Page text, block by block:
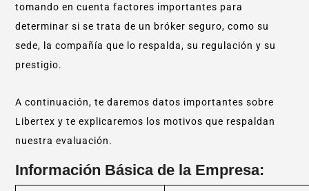
tomando en cuenta factores importantes para
determinar si se trata de un bróker seguro, como su
sede, la compañía que lo respalda, su regulación y su
prestigio.
A continuación, te daremos datos importantes sobre
Libertex y te explicaremos los motivos que respaldan
nuestra evaluación.
Información Básica de la Empresa: